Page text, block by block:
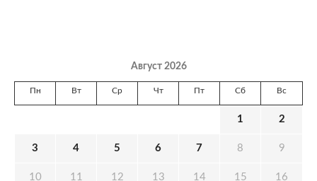
Август 2026
Пн Вт Ср Чт Пт Сб Вс
1 2
3 4 5 6 7 8 9
10 11 12 13 14 15 16